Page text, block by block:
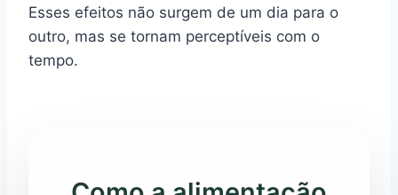
Esses efeitos não surgem de um dia para o
outro, mas se tornam perceptíveis com o
tempo.